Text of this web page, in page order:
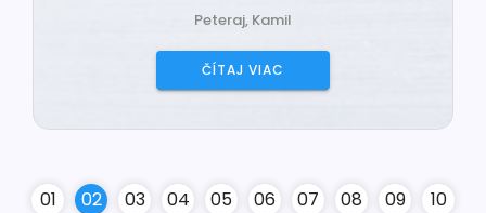
Peteraj, Kamil
ČÍTAJ VIAC
01 02 03 04 05 06 07 08 09 10